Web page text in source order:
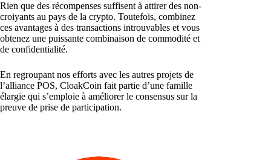
Rien que des récompenses suffisent à attirer des non-
croiyants au pays de la crypto. Toutefois, combinez
ces avantages à des transactions introuvables et vous
obtenez une puissante combinaison de commodité et
de confidentialité.
En regroupant nos efforts avec les autres projets de
l’alliance POS, CloakCoin fait partie d’une famille
élargie qui s’emploie à améliorer le consensus sur la
preuve de prise de participation.